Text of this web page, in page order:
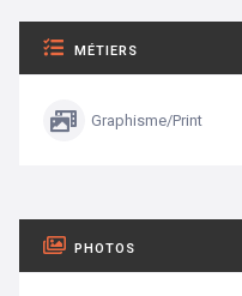
MÉTIERS
Graphisme/Print
PHOTOS